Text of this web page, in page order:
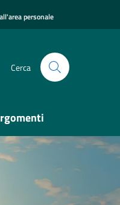
personale
Cerca